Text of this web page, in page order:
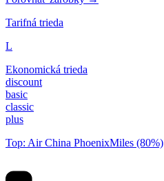
Tarifná trieda
L
Ekonomická trieda
discount
basic
classic
plus
Top: Air China PhoenixMiles (80%)